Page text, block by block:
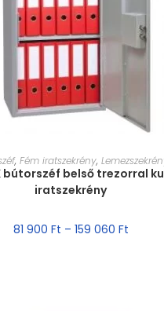
MÉRET VÁLASZTÁSA
, Fém iratszekrény,
bútorszéf belső trezorral
iratszekrény
81 900 Ft – 159 060 Ft